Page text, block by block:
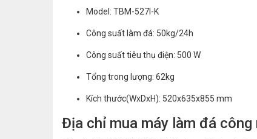
Model: TBM-527I-K
Công suất làm đá: 50kg/24h
Công suất tiêu thụ điện: 500 W
Tổng trong lượng: 62kg
Kích thước(WxDxH): 520x635x855 mm
Địa chỉ mua máy làm đá